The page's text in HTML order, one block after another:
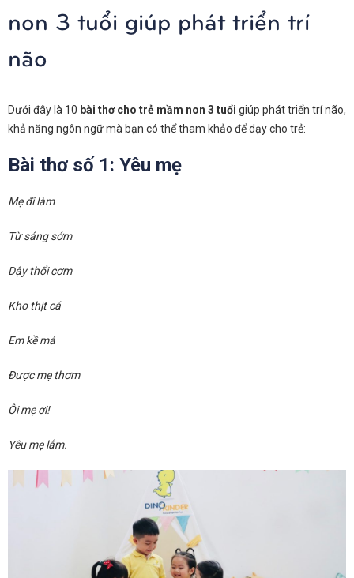
non 3 tuổi giúp phát triển trí
não
Dưới đây là 10 bài thơ cho trẻ mầm non 3 tuổi giúp phát triển trí não,
khả năng ngôn ngữ mà bạn có thể tham khảo để dạy cho trẻ:
Bài thơ số 1: Yêu mẹ
Mẹ đi làm
Từ sáng sớm
Dậy thổi cơm
Kho thịt cá
Em kề má
Được mẹ thơm
Ôi mẹ ơi!
Yêu mẹ lắm.